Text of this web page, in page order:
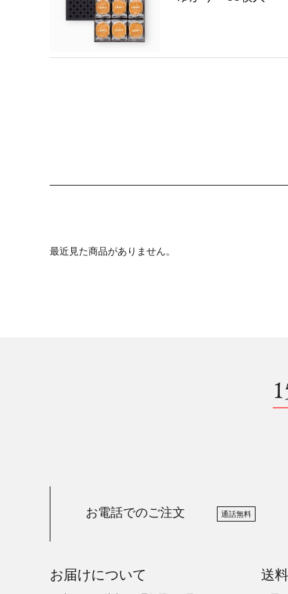
最近見た商品がありません。
お電話でのご注文 通話無料
お届けについて 送